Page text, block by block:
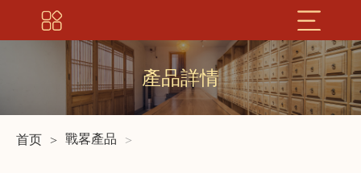
產品詳情
首页 戰畧產品